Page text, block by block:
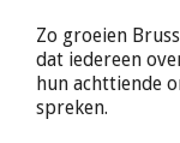
Zo groeien
dat iedereen
hun achttiende
spreken.